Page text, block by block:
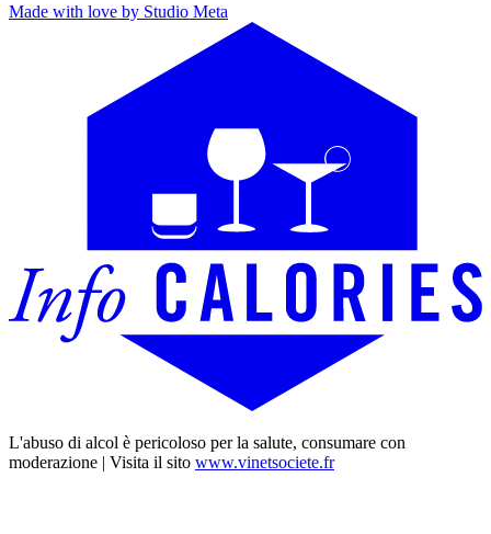
Made with love by Studio Meta
L'abuso di alcol è pericoloso per la salute, consumare con
moderazione | Visita il sito www.vinetsociete.fr